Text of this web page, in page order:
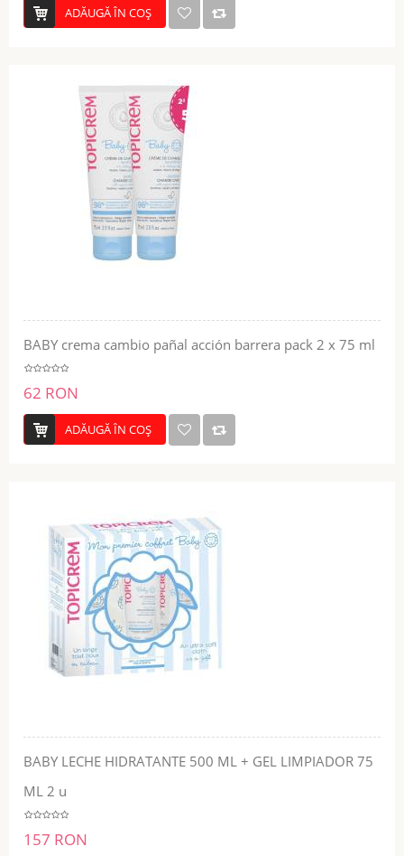
ADĂUGĂ ÎN COŞ
BABY crema cambio pañal acción barrera pack 2 x 75 ml
62 RON
ADĂUGĂ ÎN COŞ
BABY LECHE HIDRATANTE 500 ML + GEL LIMPIADOR 75
ML 2 u
157 RON